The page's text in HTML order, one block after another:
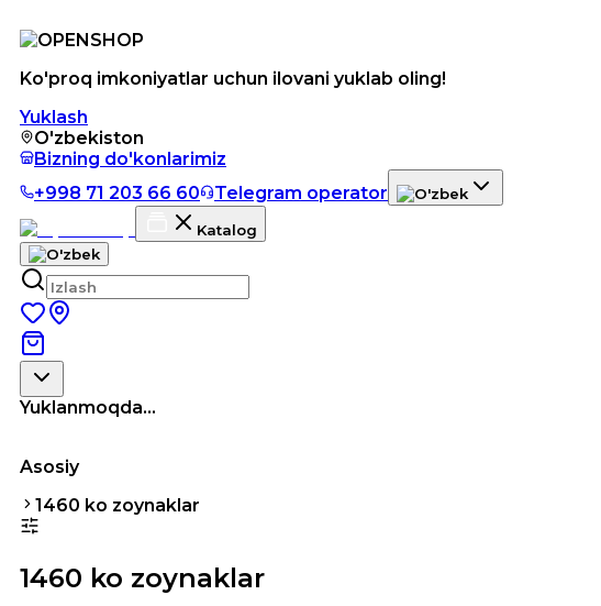
Ko'proq imkoniyatlar uchun ilovani yuklab oling!
Yuklash
O'zbekiston
Bizning do'konlarimiz
+998 71 203 66 60
Telegram operator
Katalog
Yuklanmoqda...
Asosiy
1460 ko zoynaklar
1460 ko zoynaklar